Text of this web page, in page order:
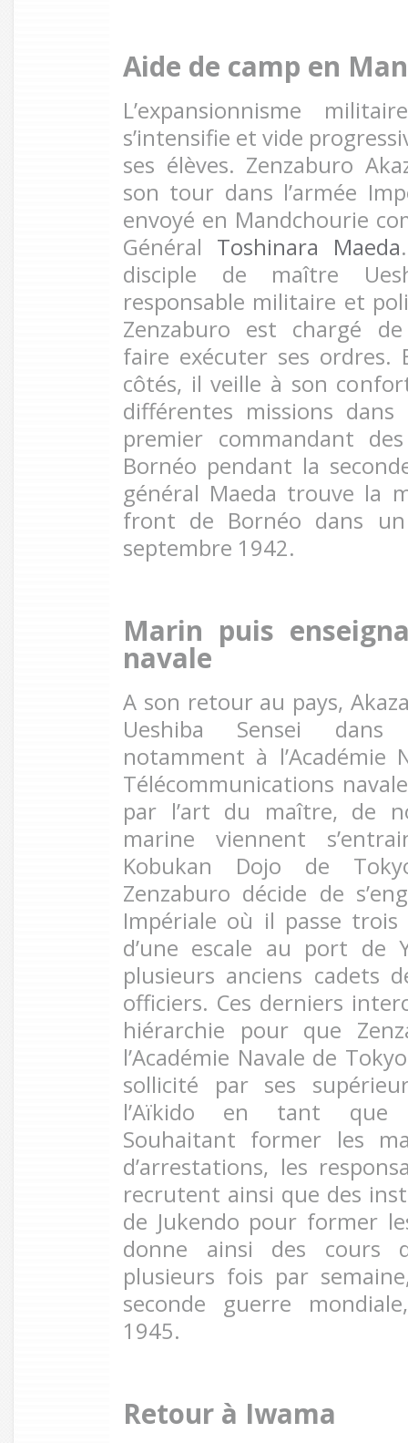
Aide de camp en
L’expansionnisme
s’intensifie et vide
ses élèves. Zenzaburo
son tour dans l’armée
envoyé en Mandchourie
Général Toshinara Maeda
disciple de maître
responsable militaire et
Zenzaburo est chargé de
faire exécuter ses ordres.
côtés, il veille à son
différentes missions
premier commandant
Bornéo pendant la
général Maeda trouve la
front de Bornéo dans un
septembre 1942.
Marin puis
navale
A son retour au pays,
Ueshiba Sensei dans
notamment à l’Académie
Télécommunications
par l’art du maître, de
marine viennent
Kobukan Dojo de
Zenzaburo décide de
Impériale où il passe
d’une escale au port de
plusieurs anciens cadets
officiers. Ces derniers
hiérarchie pour que
l’Académie Navale de
sollicité par ses
l’Aïkido en tant que
Souhaitant former les
d’arrestations, les
recrutent ainsi que des
de Jukendo pour former
donne ainsi des cours
plusieurs fois par
seconde guerre
1945.
Retour à Iwama